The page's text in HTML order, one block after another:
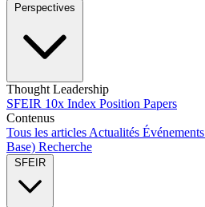
Perspectives
Thought Leadership
SFEIR 10x Index Position Papers
Contenus
Tous les articles Actualités Événements
Base) Recherche
SFEIR